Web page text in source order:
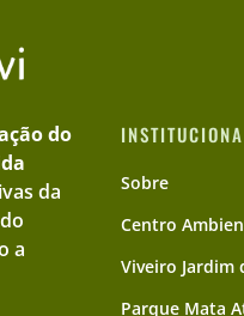
do
da
a
Sobre
Centro
Viveiro Jardim
Parque Mata